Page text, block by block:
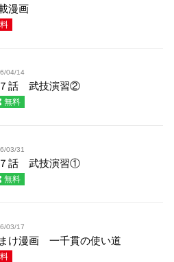
漫画
04/14
話 武技演習②
無料
03/31
話 武技演習①
無料
03/17
け漫画 一千貫の使い道